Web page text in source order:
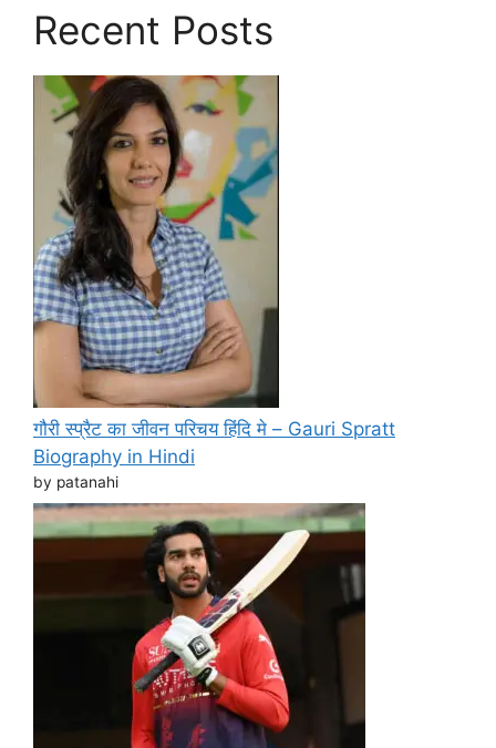
Recent Posts
गौरी स्प्रैट का जीवन परिचय हिंदि मे – Gauri Spratt
Biography in Hindi
by patanahi